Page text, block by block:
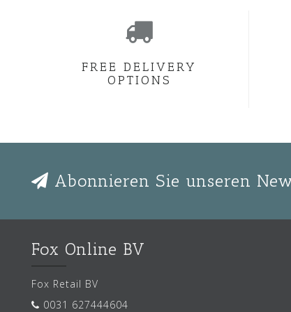
FREE DELIVERY
OPTIONS
Abonnieren Sie unseren
Fox Online BV
Fox Retail BV
0031 627444604